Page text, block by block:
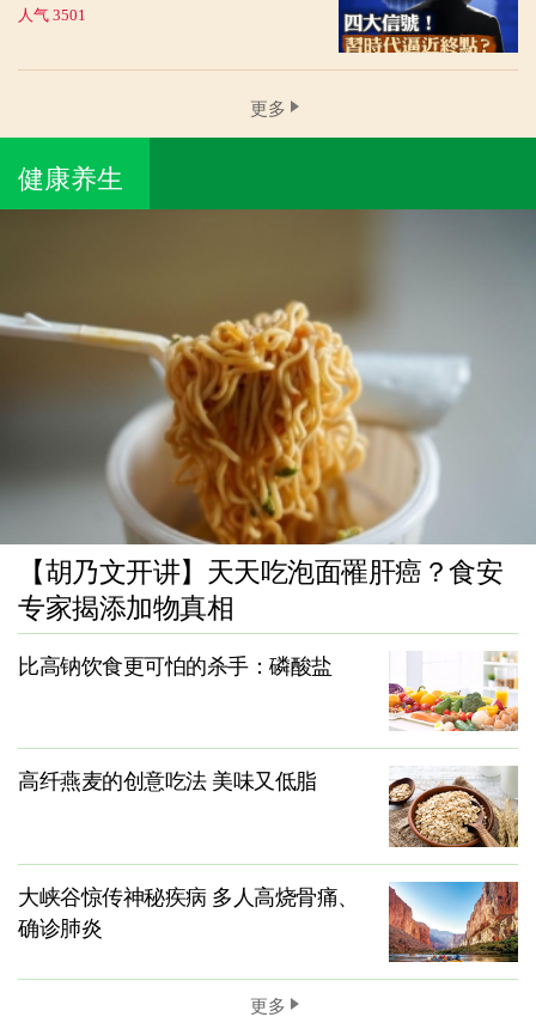
人气 3501
更多
健康养生
【胡乃文开讲】天天吃泡面罹肝癌？食安
专家揭添加物真相
比高钠饮食更可怕的杀手：磷酸盐
高纤燕麦的创意吃法 美味又低脂
大峡谷惊传神秘疾病 多人高烧骨痛、
确诊肺炎
更多